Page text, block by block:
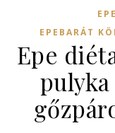
EPEBARÁT
Epe